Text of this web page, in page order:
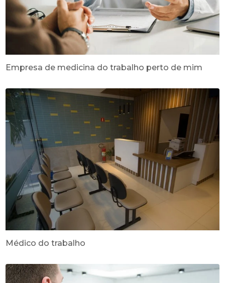
Empresa de medicina do trabalho perto de mim
Médico do trabalho